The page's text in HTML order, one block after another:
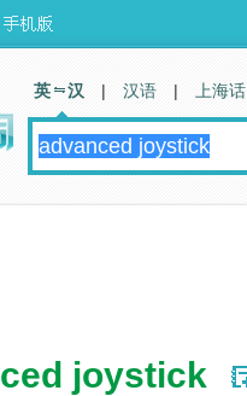
joystick
英 汉 | 汉语 | 上海话